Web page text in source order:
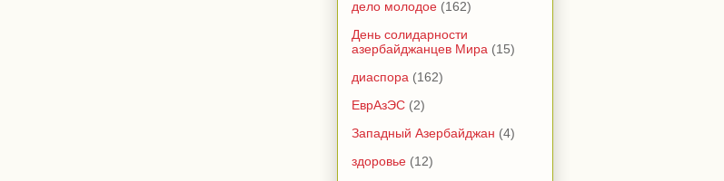
дело молодое (162)
День солидарности
азербайджанцев Мира (15)
диаспора (162)
ЕврАзЭС (2)
Западный Азербайджан (4)
здоровье (12)